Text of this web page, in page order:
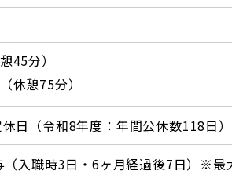
45分）
憩75分）
日（令和8年度：年間公休数118日）
入職時3日・6ヶ月経過後7日）※最